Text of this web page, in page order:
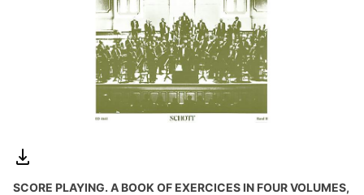
SCORE PLAYING. A BOOK OF EXERCICES IN FOUR VOLUMES,